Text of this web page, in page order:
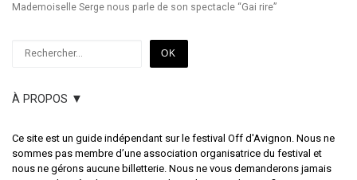
Mademoiselle Serge nous parle de son spectacle “Gai rire”
OK
À PROPOS ▼
Ce site est un guide indépendant sur le festival Off d'Avignon. Nous ne
sommes pas membre d’une association organisatrice du festival et
nous ne gérons aucune billetterie. Nous ne vous demanderons jamais